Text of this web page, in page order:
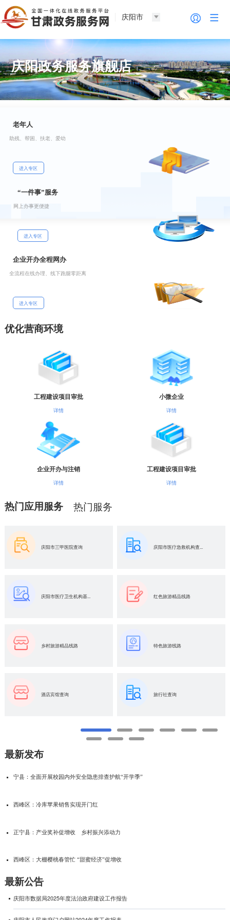
庆阳市
庆阳政务服务旗舰店
老年人
助残、帮困、扶老、爱幼
进入专区
“一件事”服务
网上办事更便捷
进入专区
企业开办全程网办
全流程在线办理、线下跑腿零距离
进入专区
优化营商环境
工程建设项目审批
详情
小微企业
详情
企业开办与注销
详情
工程建设项目审批
详情
热门应用服务 热门服务
庆阳市三甲医院查询 庆阳市医疗急救机构查...
庆阳市医疗卫生机构基... 红色旅游精品线路
乡村旅游精品线路 特色旅游线路
酒店宾馆查询 旅行社查询
最新发布
宁县：全面开展校园内外安全隐患排查护航“开学季”
西峰区：冷库苹果销售实现开门红
正宁县：产业奖补促增收 乡村振兴添动力
西峰区：大棚樱桃春管忙 “甜蜜经济”促增收
最新公告
庆阳市数据局2025年度法治政府建设工作报告